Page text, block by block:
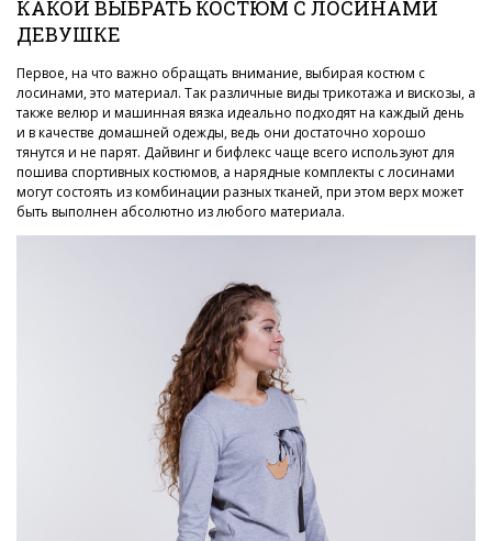
КАКОЙ ВЫБРАТЬ КОСТЮМ С ЛОСИНАМИ
ДЕВУШКЕ
Первое, на что важно обращать внимание, выбирая костюм с
лосинами, это материал. Так различные виды трикотажа и вискозы, а
также велюр и машинная вязка идеально подходят на каждый день
и в качестве домашней одежды, ведь они достаточно хорошо
тянутся и не парят. Дайвинг и бифлекс чаще всего используют для
пошива спортивных костюмов, а нарядные комплекты с лосинами
могут состоять из комбинации разных тканей, при этом верх может
быть выполнен абсолютно из любого материала.